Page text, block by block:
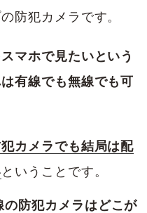
防犯カメラです。
マホで見たいという
有線でも無線でも可
カメラでも結局は配
ということです。
防犯カメラはどこが